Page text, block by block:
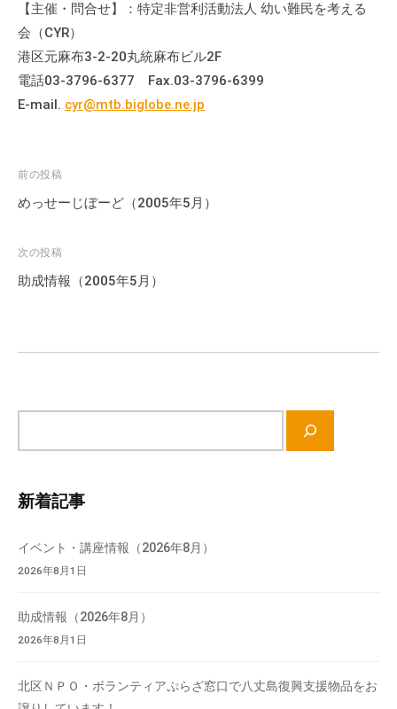
【主催・問合せ】：特定非営利活動法人 幼い難民を考える
会（CYR）
港区元麻布3-2-20丸統麻布ビル2F
電話03-3796-6377 Fax.03-3796-6399
E-mail. cyr@mtb.biglobe.ne.jp
投
稿
ビ
ゲ
ョ
前の投稿
めっせーじぼーど（2005年5月）
次の投稿
助成情報（2005年5月）
検
新着記事
イベント・講座情報（2026年8月）
2026年8月1日
助成情報（2026年8月）
2026年8月1日
北区ＮＰＯ・ボランティアぷらざ窓口で八丈島復興支援物品をお